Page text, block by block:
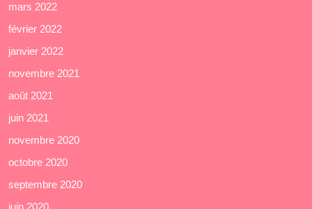
mars 2022
février 2022
janvier 2022
novembre 2021
août 2021
juin 2021
novembre 2020
octobre 2020
septembre 2020